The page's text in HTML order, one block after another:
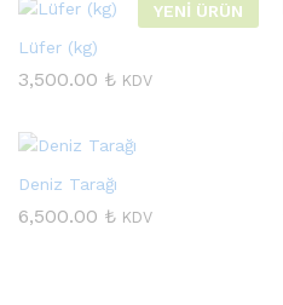
YENİ ÜRÜN
Lüfer (kg)
3,500.00 ₺ KDV
Deniz Tarağı
6,500.00 ₺ KDV